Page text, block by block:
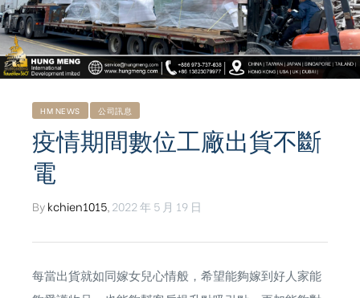
HM NEWS 公司訊息
疫情期間數位工廠出貨不斷
電
Bykchien1015 2022 年 5 月 19 日
每當出貨就如同嫁女兒心情般，希望能夠嫁到好人家能